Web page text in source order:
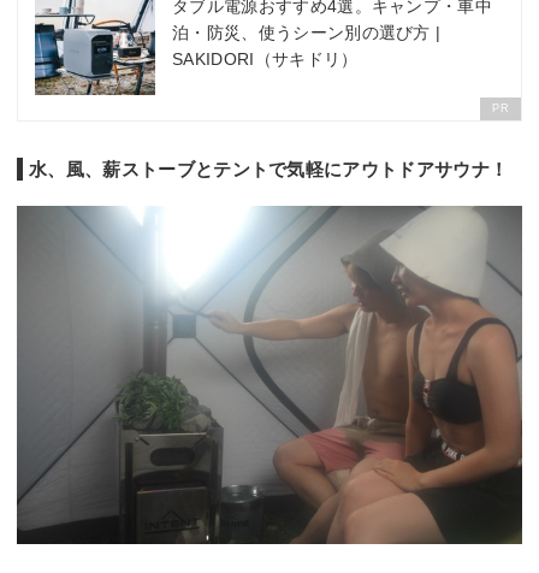
タブル電源おすすめ4選。キャンプ・車中
泊・防災、使うシーン別の選び方 |
SAKIDORI（サキドリ）
PR
水、風、薪ストーブとテントで気軽にアウトドアサウナ！